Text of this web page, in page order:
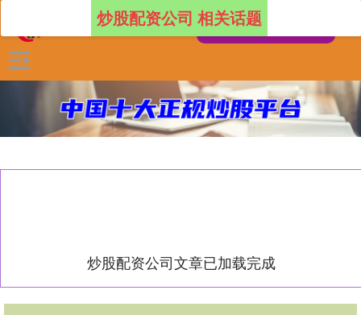
炒股配资公司 相关话题
炒股配资公司文章已加载完成